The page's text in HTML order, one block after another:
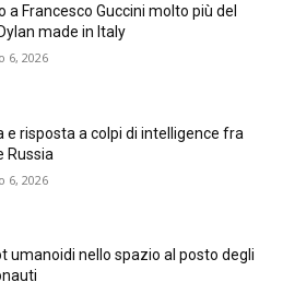
a Francesco Guccini molto più del
made in Italy
6, 2026
e risposta a colpi di intelligence fra
Russia
6, 2026
umanoidi nello spazio al posto degli